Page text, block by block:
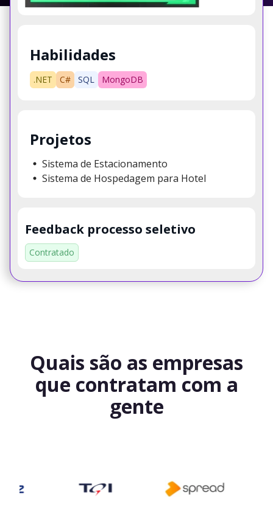
Habilidades
.NET C# SQL MongoDB
Projetos
Sistema de Estacionamento
Sistema de Hospedagem para Hotel
Feedback processo seletivo
Contratado
Quais são as empresas
que contratam com a
gente